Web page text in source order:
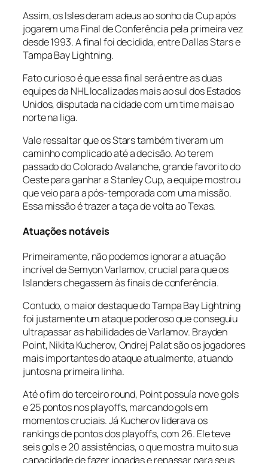
Assim, os Isles deram adeus ao sonho da Cup após
jogarem uma Final de Conferência pela primeira vez
desde 1993. A final foi decidida, entre Dallas Stars e
Tampa Bay Lightning.
Fato curioso é que essa final será entre as duas
equipes da NHL localizadas mais ao sul dos Estados
Unidos, disputada na cidade com um time mais ao
norte na liga.
Vale ressaltar que os Stars também tiveram um
caminho complicado até a decisão. Ao terem
passado do Colorado Avalanche, grande favorito do
Oeste para ganhar a Stanley Cup, a equipe mostrou
que veio para a pós-temporada com uma missão.
Essa missão é trazer a taça de volta ao Texas.
Atuações notáveis
Primeiramente, não podemos ignorar a atuação
incrível de Semyon Varlamov, crucial para que os
Islanders chegassem às finais de conferência.
Contudo, o maior destaque do Tampa Bay Lightning
foi justamente um ataque poderoso que conseguiu
ultrapassar as habilidades de Varlamov. Brayden
Point, Nikita Kucherov, Ondrej Palat são os jogadores
mais importantes do ataque atualmente, atuando
juntos na primeira linha.
Até o fim do terceiro round, Point possuía nove gols
e 25 pontos nos playoffs, marcando gols em
momentos cruciais. Já Kucherov liderava os
rankings de pontos dos playoffs, com 26. Ele teve
seis gols e 20 assistências, o que mostra muito sua
capacidade de fazer jogadas e repassar para seus